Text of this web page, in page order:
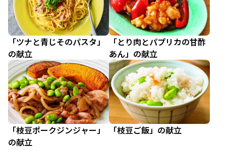
「ツナと青じそのパスタ」
の献立
「とり肉とパプリカの甘酢
あん」の献立
「枝豆ポークジンジャー」
の献立
「枝豆ご飯」の献立